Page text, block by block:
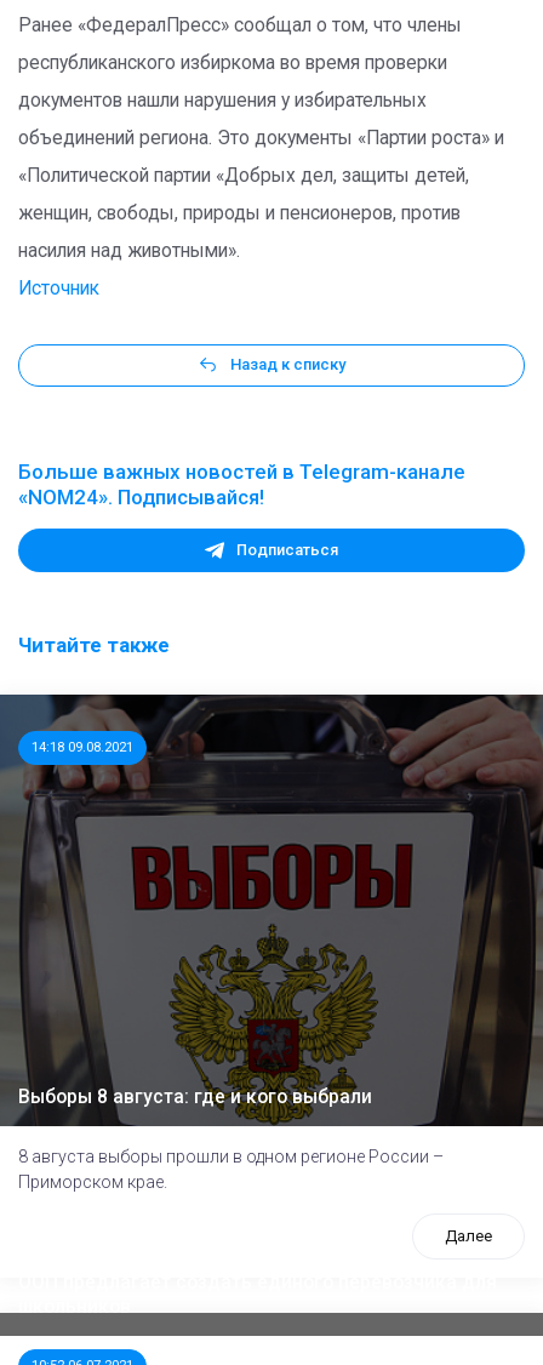
Ранее «ФедералПресс» сообщал о том, что члены
республиканского избиркома во время проверки
документов нашли нарушения у избирательных
объединений региона. Это документы «Партии роста» и
«Политической партии «Добрых дел, защиты детей,
женщин, свободы, природы и пенсионеров, против
насилия над животными».
Источник
Назад к списку
Больше важных новостей в Telegram-канале
«NOM24». Подписывайся!
Подписаться
Читайте также
14:18 09.08.2021
Выборы 8 августа: где и кого выбрали
8 августа выборы прошли в одном регионе России –
Приморском крае.
Далее